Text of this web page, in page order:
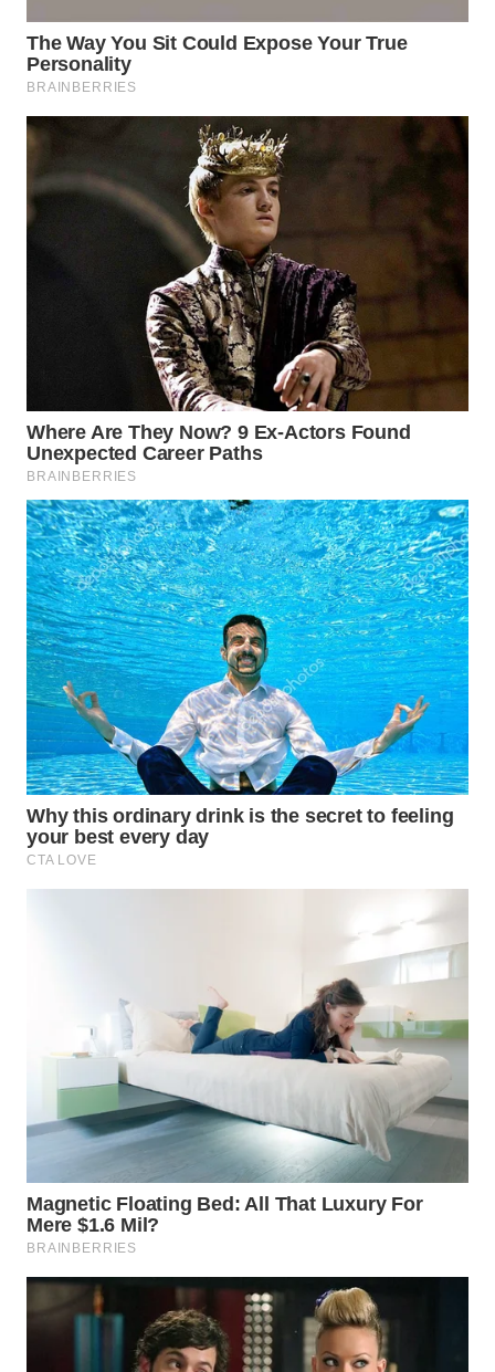
WN
TAPANULI
WN
WN
CIANJUR
WN
KEPULAUAN
SERIBU
WN
TANGERANG
BINJAI
WN
CIREBON
WN
WN
MAJALENGKA
WN
WN
SUKABUMI
WN